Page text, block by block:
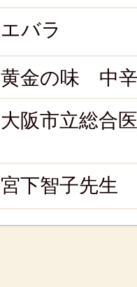
エバラ
黄金の味 中
大阪市立総合
宮下智子先生